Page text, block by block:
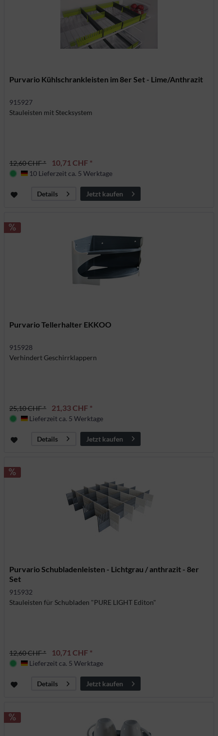
Purvario Kühlschrankleisten im 8er Set - Lime/Anthrazit
915927
Stauleisten mit Stecksystem
12,60 CHF * 10,71 CHF *
Deutschland
10 Lieferzeit ca. 5 Werktage
Details Jetzt kaufen
Purvario Tellerhalter EKKOO
915928
Verhindert Geschirrklappern
25,10 CHF * 21,33 CHF *
Deutschland
Lieferzeit ca. 5 Werktage
Details Jetzt kaufen
Purvario Schubladenleisten - Lichtgrau / anthrazit - 8er
Set
915932
Stauleisten für Schubladen "PURE LIGHT Editon"
12,60 CHF * 10,71 CHF *
Deutschland
Lieferzeit ca. 5 Werktage
Details Jetzt kaufen